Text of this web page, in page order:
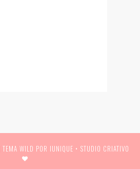
TEMA WILD POR IUNIQUE • STUDIO CRIATIVO